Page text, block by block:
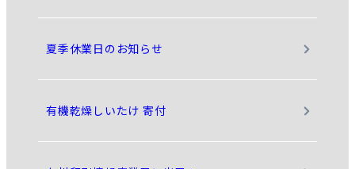
夏季休業日のお知らせ
有機乾燥しいたけ 寄付